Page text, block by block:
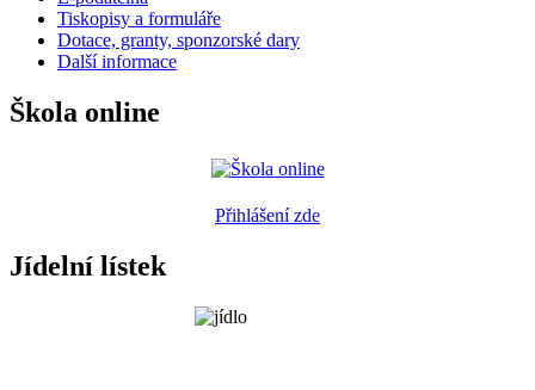
Tiskopisy a formuláře
Dotace, granty, sponzorské dary
Další informace
Škola online
Přihlášení zde
Jídelní lístek